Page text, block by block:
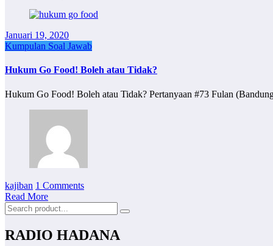
Januari 19, 2020
Kumpulan Soal Jawab
Hukum Go Food! Boleh atau Tidak?
kajiban 1 Comments
Read More
RADIO HADANA